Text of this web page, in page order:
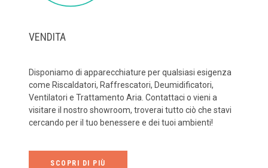
VENDITA
Disponiamo di apparecchiature per qualsiasi esigenza
come Riscaldatori, Raffrescatori, Deumidificatori,
Ventilatori e Trattamento Aria. Contattaci o vieni a
visitare il nostro showroom, troverai tutto ciò che stavi
cercando per il tuo benessere e dei tuoi ambienti!
SCOPRI DI PIÙ